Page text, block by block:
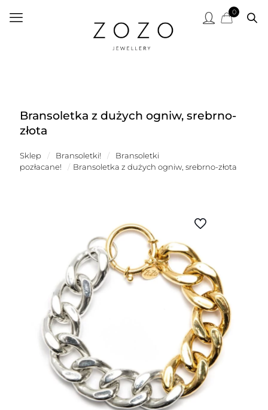
0
Bransoletka z dużych ogniw, srebrno-
złota
Sklep / Bransoletki! /
Bransoletki
pozłacane!
/ Bransoletka z dużych ogniw, srebrno-złota